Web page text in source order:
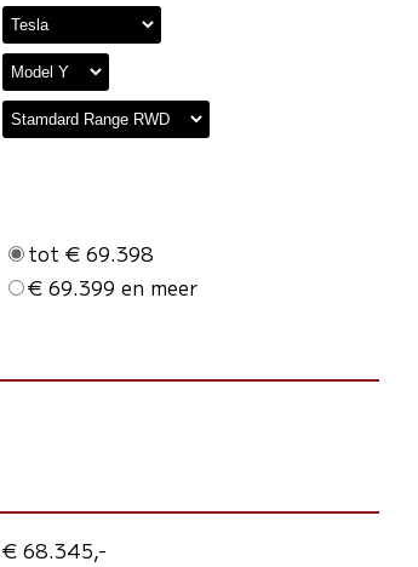
tot € 69.398
€ 69.399 en meer
€ 68.345,-